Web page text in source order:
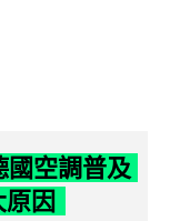
空調普及
因